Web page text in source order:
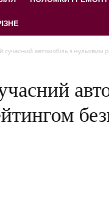
сучасний автомобіль з нульовим